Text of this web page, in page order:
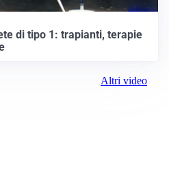
di tipo 1: trapianti, terapie
Altri video